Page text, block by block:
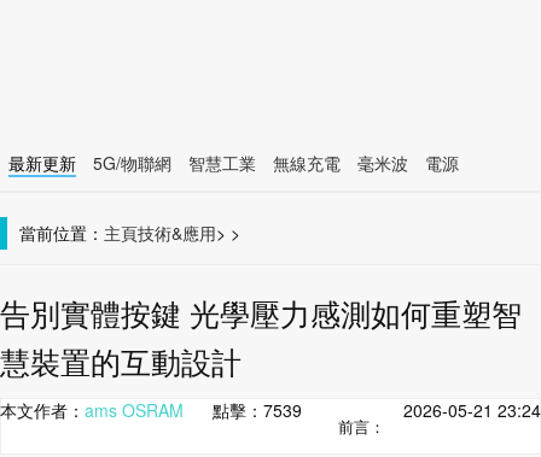
最新更新 5G/物聯網 智慧工業 無線充電 毫米波
電源
當前位置： 主頁 >
技術&應用 >
告別實體按鍵 光學壓力感測如何重塑智
慧裝置的互動設計
本文作者： ams OSRAM 點擊： 7539 2026-05-21 23:24
前言：